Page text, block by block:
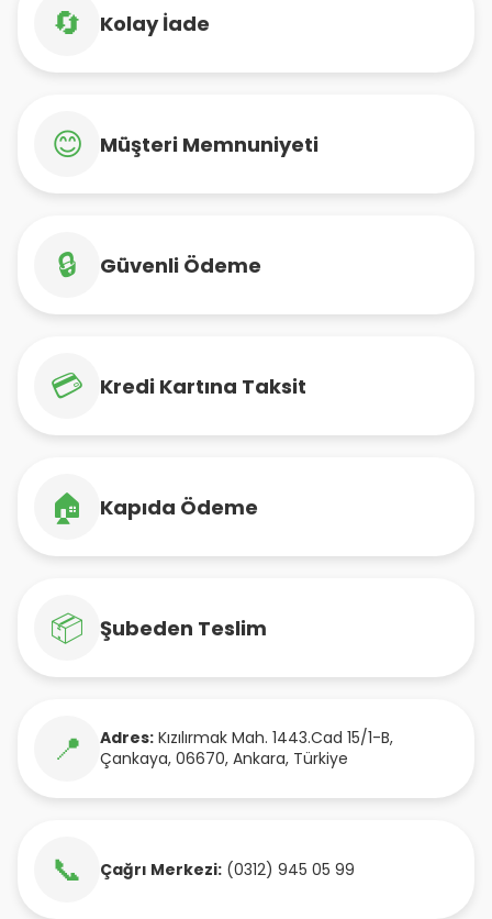
🔄 Kolay İade
😊 Müşteri Memnuniyeti
🔒 Güvenli Ödeme
💳 Kredi Kartına Taksit
🏠 Kapıda Ödeme
📦 Şubeden Teslim
📍 Adres: Kızılırmak Mah. 1443.Cad 15/1-B,
Çankaya, 06670, Ankara, Türkiye
📞 Çağrı Merkezi: (0312) 945 05 99